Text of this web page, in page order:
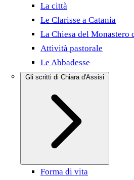
La città
Le Clarisse a Catania
La Chiesa del Monastero
Attività pastorale
Le Abbadesse
Forma di vita